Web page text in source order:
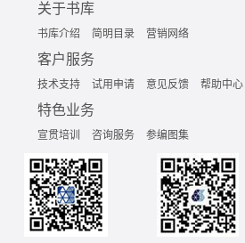
关于书库
书库介绍 简明目录 营销网络
客户服务
技术支持 试用申请 意见反馈 帮助中心
特色业务
宣贯培训 咨询服务 参编图集